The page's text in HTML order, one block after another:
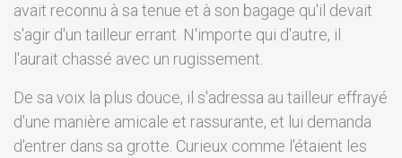
avait reconnu à sa tenue et à son bagage qu'il devait
s'agir d'un tailleur errant. N'importe qui d'autre, il
l'aurait chassé avec un rugissement.
De sa voix la plus douce, il s'adressa au tailleur effrayé
d'une manière amicale et rassurante, et lui demanda
d'entrer dans sa grotte. Curieux comme l'étaient les